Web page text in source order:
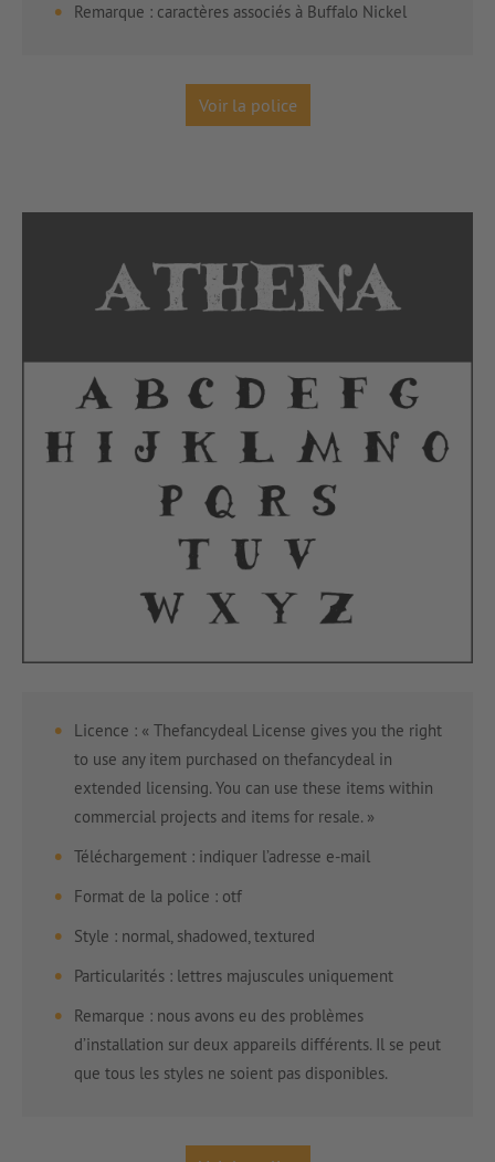
Remarque : caractères associés à Buffalo Nickel
Voir la police
Licence : « Thefancydeal License gives you the right
to use any item purchased on thefancydeal in
extended licensing. You can use these items within
commercial projects and items for resale. »
Téléchargement : indiquer l’adresse e-mail
Format de la police : otf
Style : normal, shadowed, textured
Particularités : lettres majuscules uniquement
Remarque : nous avons eu des problèmes
d’installation sur deux appareils différents. Il se peut
que tous les styles ne soient pas disponibles.